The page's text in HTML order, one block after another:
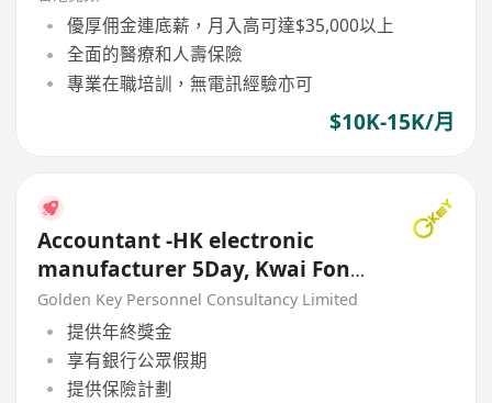
優厚佣金連底薪，月入高可達$35,000以上
全面的醫療和人壽保險
專業在職培訓，無電訊經驗亦可
$10K-15K/月
Accountant -HK electronic
manufacturer 5Day, Kwai Fong-
20-30K
Golden Key Personnel Consultancy Limited
提供年終獎金
享有銀行公眾假期
提供保險計劃